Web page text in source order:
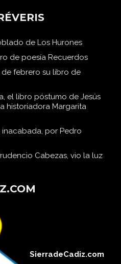
de Los Hurones
de poesía Recuerdos
de febrero su libro de
el libro póstumo de Jesús
historiadora Margarita
por Pedro
Cabezas, vio la luz
SierradeCadiz.com